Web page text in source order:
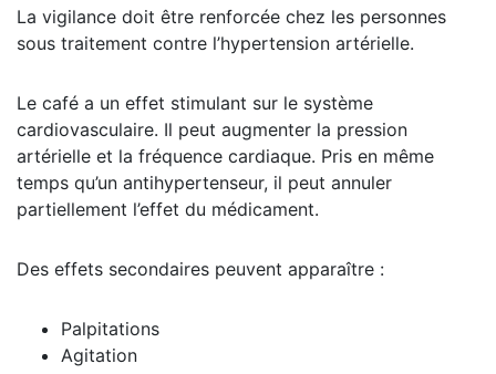
La vigilance doit être renforcée chez les personnes
sous traitement contre l’hypertension artérielle.
Le café a un effet stimulant sur le système
cardiovasculaire. Il peut augmenter la pression
artérielle et la fréquence cardiaque. Pris en même
temps qu’un antihypertenseur, il peut annuler
partiellement l’effet du médicament.
Des effets secondaires peuvent apparaître :
Palpitations
Agitation